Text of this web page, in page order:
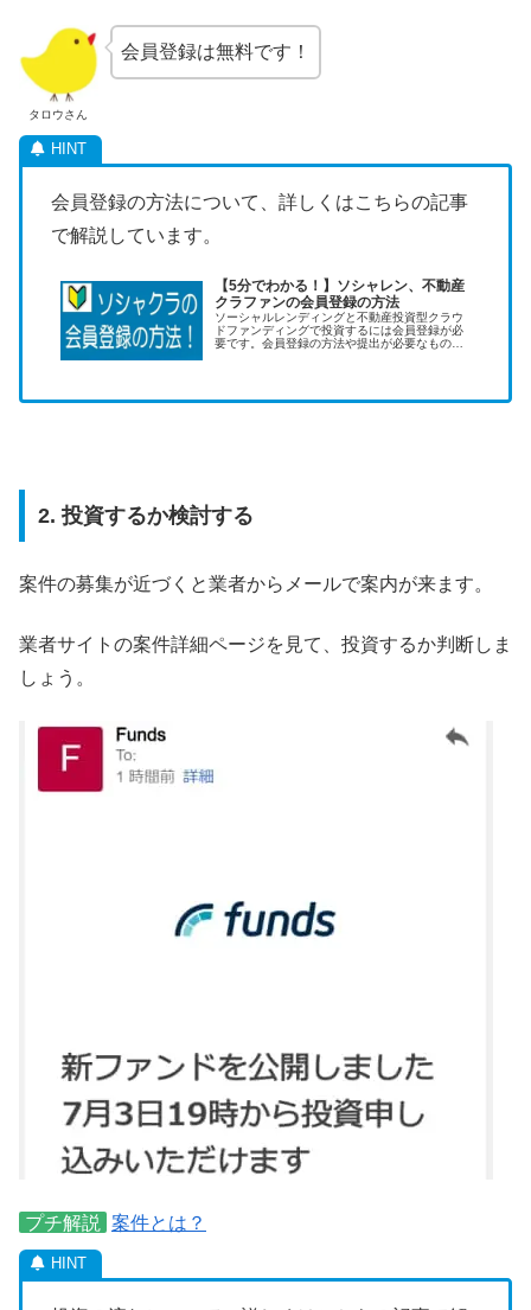
タロウさん
会員登録は無料です！
会員登録の方法について、詳しくはこちらの記事
で解説しています。
【5分でわかる！】ソシャレン、不動産
クラファンの会員登録の方法
ソーシャルレンディングと不動産投資型クラウ
ドファンディングで投資するには会員登録が必
要です。会員登録の方法や提出が必要なものな
2. 投資するか検討する
案件の募集が近づくと業者からメールで案内が来ます。
業者サイトの案件詳細ページを見て、投資するか判断しま
しょう。
プチ解説 案件とは？